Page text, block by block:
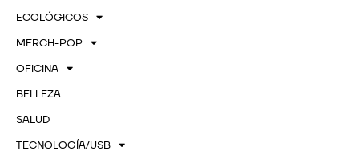
ECOLÓGICOS
MERCH-POP
OFICINA
BELLEZA
SALUD
TECNOLOGÍA/USB